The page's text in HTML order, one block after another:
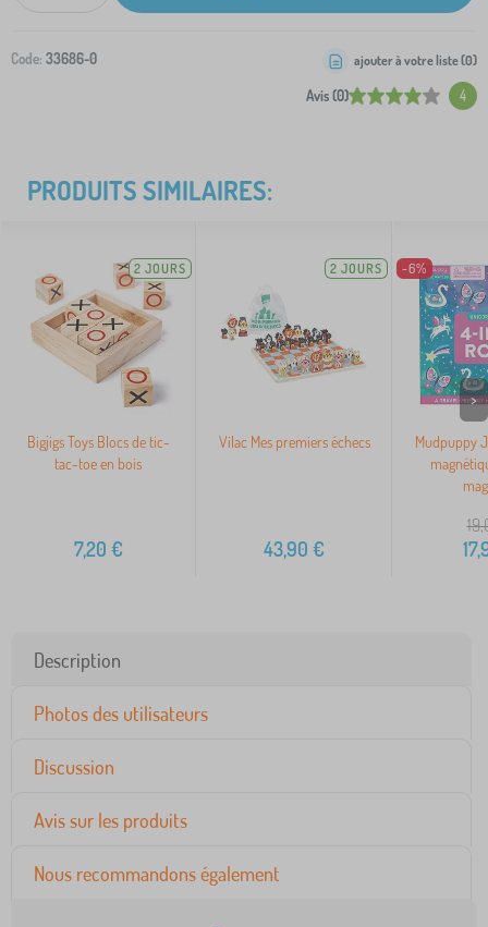
Code: 33686-0
Avis (0) 4
ajouter à votre liste (0)
PRODUITS SIMILAIRES:
2 JOURS
Bigjigs Toys Blocs de tic-
tac-toe en bois
7,20 €
2 JOURS
Vilac Mes premiers échecs
43,90 €
-6%
Mudpuppy
>
Description
Photos des utilisateurs
Discussion
Avis sur les produits
Nous recommandons également